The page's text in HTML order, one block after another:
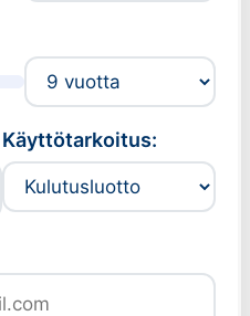
Käyttötarkoitus:
Kredit